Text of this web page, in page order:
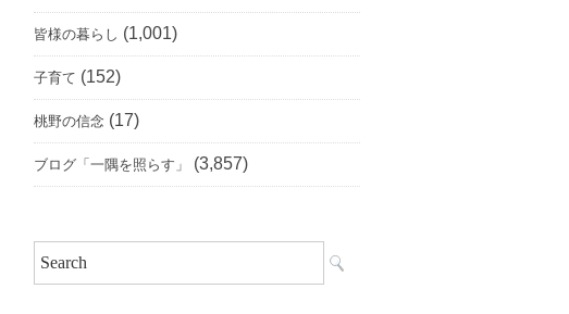
皆様の暮らし (1,001)
子育て (152)
桃野の信念 (17)
ブログ「一隅を照らす」 (3,857)